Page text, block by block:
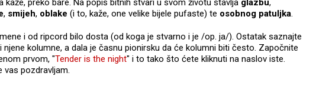
kaže, preko bare. Na popis bitnih stvari u svom životu stavlja glazbu,
, smijeh, oblake (i to, kaže, one velike bijele pufaste) te osobnog patuljka.
i od ripcord bilo dosta (od koga je stvarno i je /op. ja/). Ostatak saznajte
kolumne, a dala je časnu pionirsku da će kolumni biti često. Započnite
prvom, "Tender is the night" i to tako što ćete kliknuti na naslov iste.
vas pozdravljam.